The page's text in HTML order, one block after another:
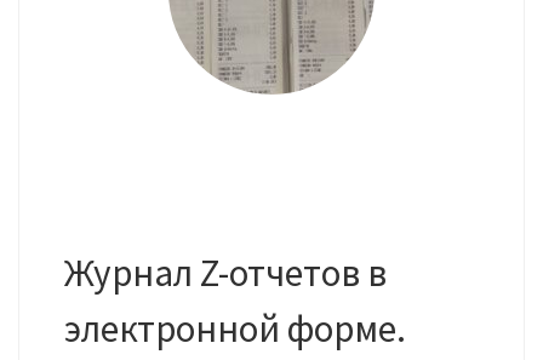
Журнал Z-отчетов в
электронной форме.